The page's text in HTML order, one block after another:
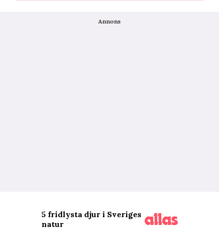
Annons
5 fridlysta djur i Sveriges
natur